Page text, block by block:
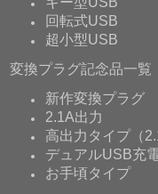
回転式USB
超小型USB
変換プラグ記念品一覧
新作変換プラグ
2.1A出力
高出力タイプ（
デュアルUSB充
お手頃タイプ